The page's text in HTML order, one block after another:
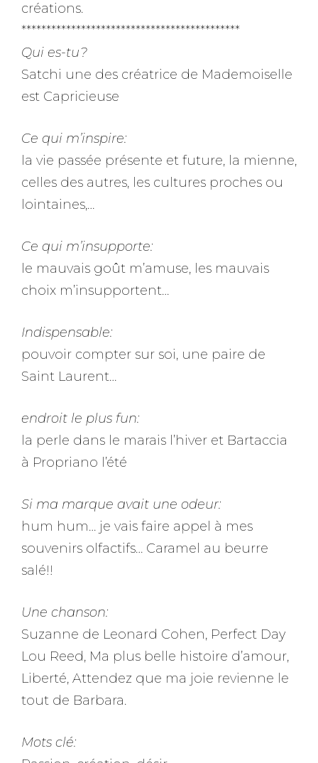
créations.
********************************************
Qui es-tu?
Satchi une des créatrice de Mademoiselle
est Capricieuse
Ce qui m’inspire:
la vie passée présente et future, la mienne,
celles des autres, les cultures proches ou
lointaines,…
Ce qui m’insupporte:
le mauvais goût m’amuse, les mauvais
choix m’insupportent…
Indispensable:
pouvoir compter sur soi, une paire de
Saint Laurent…
endroit le plus fun:
la perle dans le marais l’hiver et Bartaccia
à Propriano l’été
Si ma marque avait une odeur:
hum hum… je vais faire appel à mes
souvenirs olfactifs… Caramel au beurre
salé!!
Une chanson:
Suzanne de Leonard Cohen, Perfect Day
Lou Reed, Ma plus belle histoire d’amour,
Liberté, Attendez que ma joie revienne le
tout de Barbara.
Mots clé: